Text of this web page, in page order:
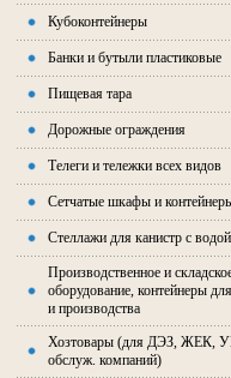
Кубоконтейнеры
Банки и бутыли пластиковые
Пищевая тара
Дорожные ограждения
Телеги и тележки всех видов
Сетчатые шкафы и
Стеллажи для канистр с водой
Производственное и
оборудование, контейнеры
и производства
Хозтовары (для ДЭЗ, ЖЕК,
обслуж. компаний)